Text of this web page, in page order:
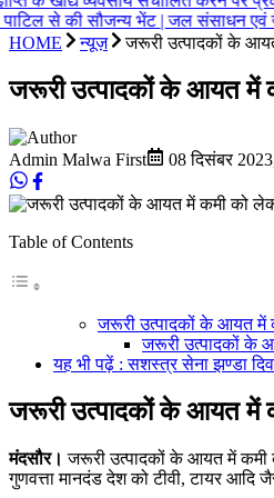
से की सौजन्य भेंट | जल संसाधन एवं
HOME
न्यूज़ जरूरी उत्पादकों के
जरूरी उत्पादकों के आयत में
Admin Malwa First 08 दिसंबर 2023
Table of Contents
जरूरी उत्पादकों के आयत में
जरूरी उत्पादकों के
यह भी पढ़ें : सशस्‍त्र सेना झण्‍डा
जरूरी उत्पादकों के आयत में
मंदसौर।जरूरी उत्पादकों के आयत में कमी
गुणवत्ता मानदंड देश को टीवी, टायर